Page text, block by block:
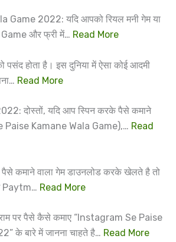
Game 2022: यदि आपको रियल मनी गेम या
Game और फ्री में… Read More
पसंद होता है। इस दुनिया में ऐसा कोई आदमी
Read More
दोस्तों, यदि आप स्पिन करके पैसे कमाने
Paise Kamane Wala Game),… Read
पैसे कमाने वाला गेम डाउनलोड करके खेलते है तो
Paytm… Read More
पर पैसे कैसे कमाए “Instagram Se Paise
के बारे में जानना चाहते है… Read More